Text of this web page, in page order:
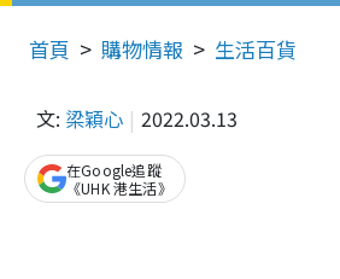
首頁 購物情報 生活百貨
文: 梁穎心 2022.03.13
在Google追蹤
《UHK 港生活》